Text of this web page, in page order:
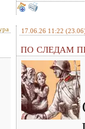
17.06.26 11:22
ПО СЛЕДАМ